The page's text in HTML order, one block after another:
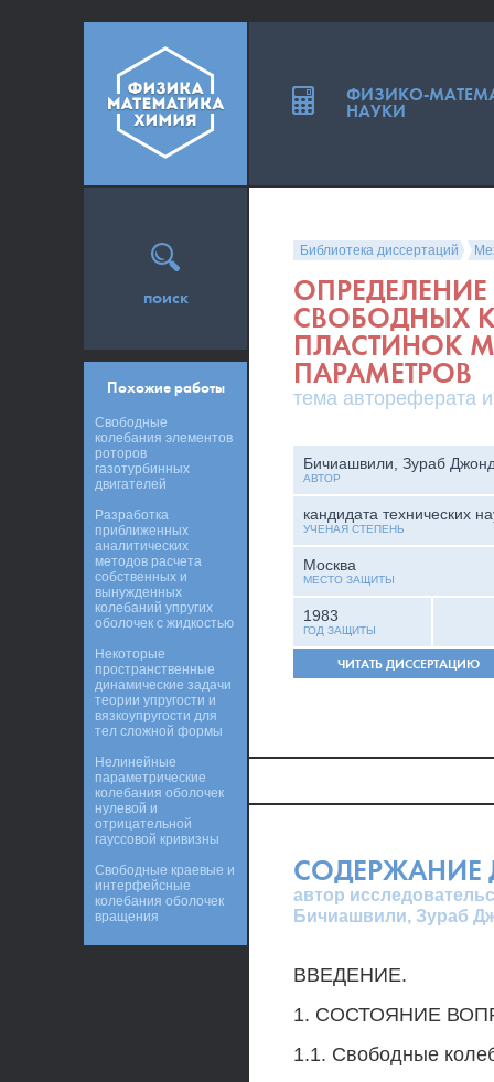
Библиотека диссертаций
СВОБОДНЫХ
ПЛАСТИНОК
ПАРАМЕТРОВ
тема автореферата
Бичиашвили, Зураб
АВТОР
кандидата технических
УЧЕНАЯ СТЕПЕНЬ
Москва
МЕСТО ЗАЩИТЫ
1983
ГОД ЗАЩИТЫ
ЧИТАТЬ ДИССЕРТАЦИЮ
СОДЕРЖАНИЕ
автор
Бичиашвили, Зураб
ВВЕДЕНИЕ.
1. СОСТОЯНИЕ
1.1. Свободные
поиск
Похожие работы
Свободные
колебания элементов
роторов
газотурбинных
двигателей
Разработка
приближенных
аналитических
методов расчета
собственных и
вынужденных
колебаний упругих
оболочек с жидкостью
Некоторые
пространственные
динамические задачи
теории упругости и
вязкоупругости для
тел сложной формы
Нелинейные
параметрические
колебания оболочек
нулевой и
отрицательной
гауссовой кривизны
Свободные краевые и
интерфейсные
колебания оболочек
вращения
ФИЗИКО-
НАУКИ